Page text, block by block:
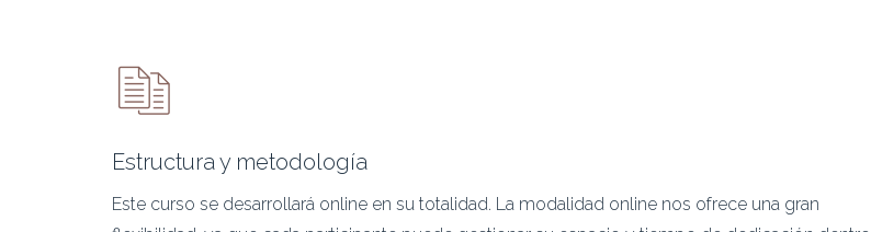
Estructura y metodología
Este curso se desarrollará online en su totalidad. La modalidad online nos ofrece una gran